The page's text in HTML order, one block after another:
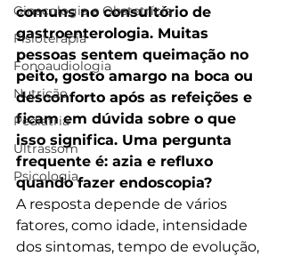
Ginecologia e Obstetrícia
Fisioterapia
Fonoaudiologia
Nutrição
Pediatria
Ultrassom
Psicologia
comuns no consultório de
gastroenterologia. Muitas
pessoas sentem queimação no
peito, gosto amargo na boca ou
desconforto após as refeições e
ficam em dúvida sobre o que
isso significa. Uma pergunta
frequente é: azia e refluxo
quando fazer endoscopia?
A resposta depende de vários
fatores, como idade, intensidade
dos sintomas, tempo de evolução,